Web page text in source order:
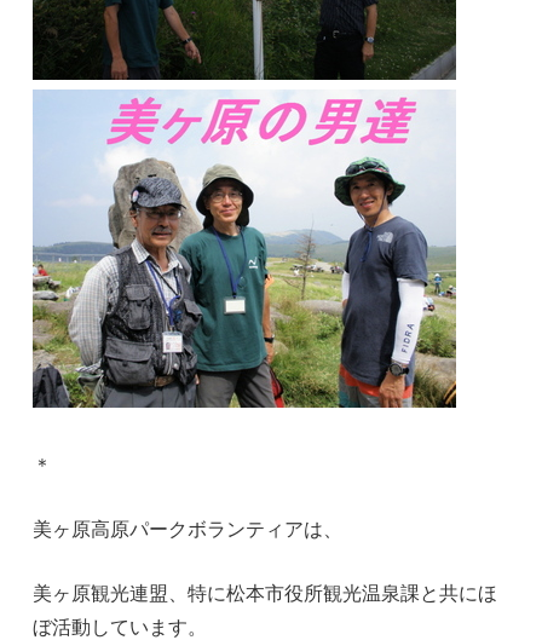
＊
美ヶ原高原パークボランティアは、
美ヶ原観光連盟、特に松本市役所観光温泉課と共にほ
ぼ活動しています。